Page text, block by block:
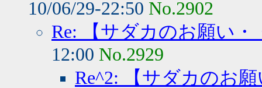
10/06/29-22:50 No.2902
Re: 【サダカのお願い
12:00 No.2929
Re^2: 【サダカのお